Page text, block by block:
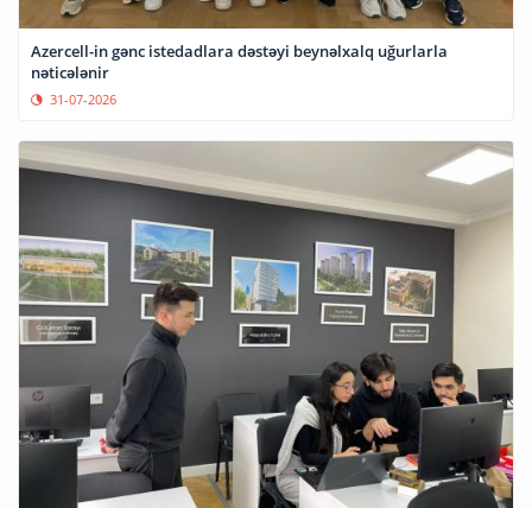
Azercell-in gənc istedadlara dəstəyi beynəlxalq uğurlarla
nəticələnir
31-07-2026